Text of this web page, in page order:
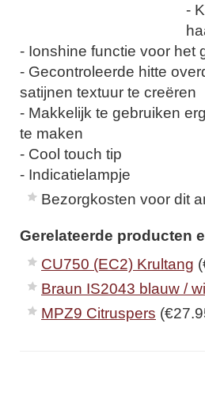
-
- Ionshine functie voor het
- Gecontroleerde hitte
satijnen textuur te creëren
- Makkelijk te gebruiken
te maken
- Cool touch tip
- Indicatielampje
Bezorgkosten voor dit
Gerelateerde producten
CU750 (EC2) Krultang
Braun IS2043 blauw /
MPZ9 Citruspers